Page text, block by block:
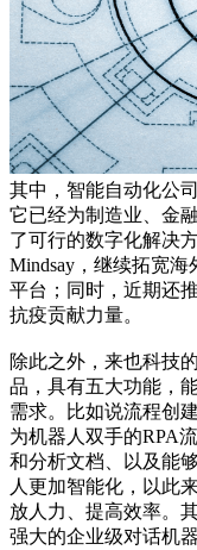
其中，智能自动化公
它已经为制造业、金
了可行的数字化解决
Mindsay，继续拓宽
平台；同时，近期还
抗疫贡献力量。
除此之外，来也科技
品，具有五大功能，
需求。比如说流程创
为机器人双手的RPA
和分析文档、以及能
人更加智能化，以此
放人力、提高效率。
强大的企业级对话机